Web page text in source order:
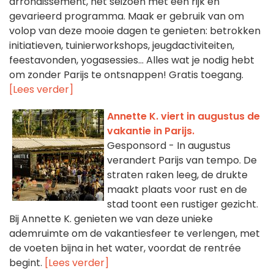
gevarieerd programma. Maak er gebruik van om
volop van deze mooie dagen te genieten: betrokken
initiatieven, tuinierworkshops, jeugdactiviteiten,
feestavonden, yogasessies… Alles wat je nodig hebt
om zonder Parijs te ontsnappen! Gratis toegang.
[Lees verder]
Annette K. viert in augustus de
vakantie in Parijs.
Gesponsord - In augustus
verandert Parijs van tempo. De
straten raken leeg, de drukte
maakt plaats voor rust en de
stad toont een rustiger gezicht.
Bij Annette K. genieten we van deze unieke
ademruimte om de vakantiesfeer te verlengen, met
de voeten bijna in het water, voordat de rentrée
begint. [Lees verder]